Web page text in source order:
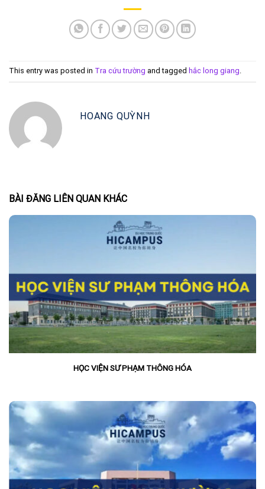
This entry was posted in Tra cứu trường and tagged hắc long giang.
HOANG QUỲNH
BÀI ĐĂNG LIÊN QUAN KHÁC
HỌC VIỆN SƯ PHẠM THÔNG HÓA